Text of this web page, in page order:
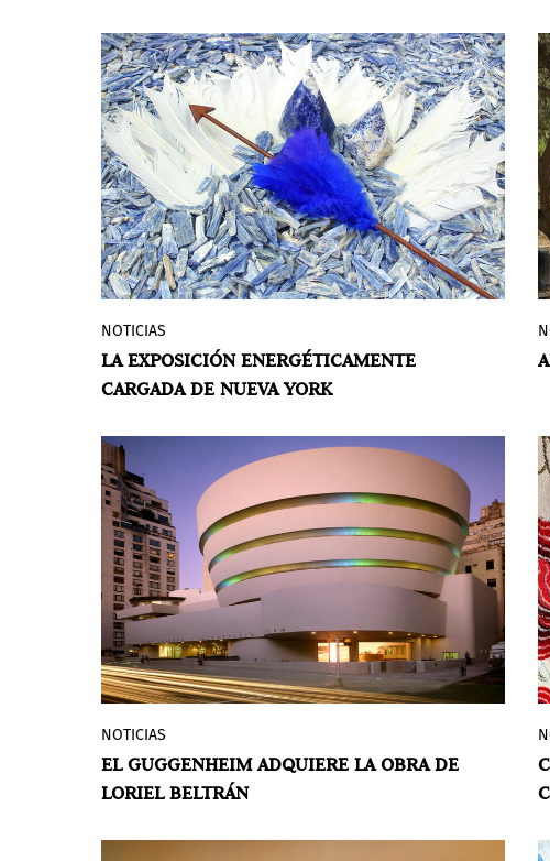
Fabelo, bajo la curaduría de Mario José
Hernández. El conjunto invita a
sumergirse en un universo inquietante,
donde lo real y lo fantástico conviven en
un equilibrio inestable.
SculptureCenter presenta
Amulets, la primera exposición
institucional en Estados Unidos de la
espectadores a trascender lo material y a
imaginar otra dimensión a la que
pertenecen las obras.
NOTICIAS
LA EXPOSICIÓN ENERGÉTICAMENTE
CARGADA DE NUEVA YORK
La obra del venezolano ha sido añadida a
la colección permanente del Museo
Guggenheim de Nueva York, marcando un
NOTICIAS
EL GUGGENHEIM ADQUIERE LA OBRA DE
LORIEL BELTRÁN